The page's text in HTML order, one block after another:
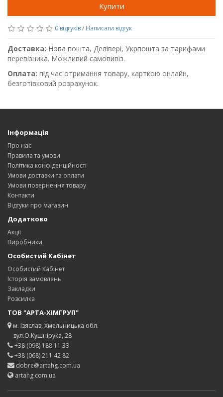
Купити
0 відгуків/ Написати відгук
Доставка: Нова пошта, Делівері, Укрпошта за тарифами
перевізника. Можливий самовивіз.
Оплата: під час отримання товару, карткою онлайн,
безготівковий розрахунок.
Інформація
Про нас
Правила та умови
Політика конфіденційності
Умови доставки та оплати
Умови повернення товару
Контакти
Відгуки про магазин
Додатково
Акції
Виробники
Особистий Кабінет
Особистий Кабінет
Історія замовлень
Закладки
Розсилка
ТОВ "АРТА-ХІМГРУП"
м. Ізяслав, Хмельницька обл.
вул.О.Кушнірука, 28
+38 (098) 188 11 33
+38 (068) 211 42 82
dobre@artahg.com.ua
artahg.com.ua